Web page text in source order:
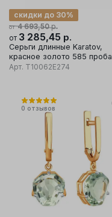
от 4 693,50р.
скидки до 30%
от 3 285,45 р.
Серьги длинные Karatov,
красное золото 585 проба
Арт. Т10062Е274
0 отзывов